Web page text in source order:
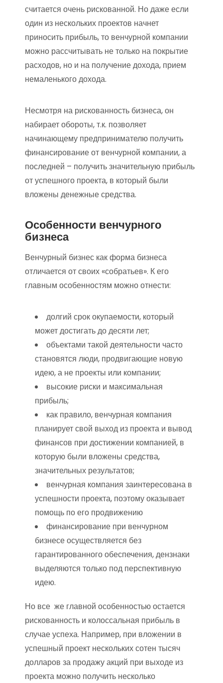
считается очень рискованной. Но даже если
один из нескольких проектов начнет
приносить прибыль, то венчурной компании
можно рассчитывать не только на покрытие
расходов, но и на получение дохода, прием
немаленького дохода.
Несмотря на рискованность бизнеса, он
набирает обороты, т.к. позволяет
начинающему предпринимателю получить
финансирование от венчурной компании, а
последней – получить значительную прибыль
от успешного проекта, в который были
вложены денежные средства.
Особенности венчурного
бизнеса
Венчурный бизнес как форма бизнеса
отличается от своих «собратьев». К его
главным особенностям можно отнести:
долгий срок окупаемости, который
может достигать до десяти лет;
объектами такой деятельности часто
становятся люди, продвигающие новую
идею, а не проекты или компании;
высокие риски и максимальная
прибыль;
как правило, венчурная компания
планирует свой выход из проекта и вывод
финансов при достижении компанией, в
которую были вложены средства,
значительных результатов;
венчурная компания заинтересована в
успешности проекта, поэтому оказывает
помощь по его продвижению
финансирование при венчурном
бизнесе осуществляется без
гарантированного обеспечения, дензнаки
выделяются только под перспективную
идею.
Но все же главной особенностью остается
рискованность и колоссальная прибыль в
случае успеха. Например, при вложении в
успешный проект нескольких сотен тысяч
долларов за продажу акций при выходе из
проекта можно получить несколько